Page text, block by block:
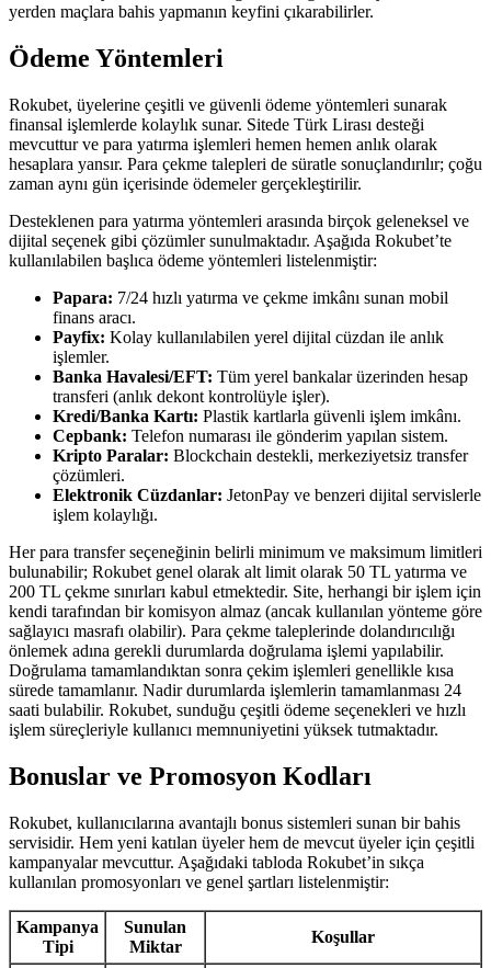
yerden maçlara bahis yapmanın keyfini çıkarabilirler.
Ödeme Yöntemleri
Rokubet, üyelerine çeşitli ve güvenli ödeme yöntemleri sunarak
finansal işlemlerde kolaylık sunar. Sitede Türk Lirası desteği
mevcuttur ve para yatırma işlemleri hemen hemen anlık olarak
hesaplara yansır. Para çekme talepleri de süratle sonuçlandırılır; çoğu
zaman aynı gün içerisinde ödemeler gerçekleştirilir.
Desteklenen para yatırma yöntemleri arasında birçok geleneksel ve
dijital seçenek gibi çözümler sunulmaktadır. Aşağıda Rokubet’te
kullanılabilen başlıca ödeme yöntemleri listelenmiştir:
Papara: 7/24 hızlı yatırma ve çekme imkânı sunan mobil
finans aracı.
Payfix: Kolay kullanılabilen yerel dijital cüzdan ile anlık
işlemler.
Banka Havalesi/EFT: Tüm yerel bankalar üzerinden hesap
transferi (anlık dekont kontrolüyle işler).
Kredi/Banka Kartı: Plastik kartlarla güvenli işlem imkânı.
Cepbank: Telefon numarası ile gönderim yapılan sistem.
Kripto Paralar: Blockchain destekli, merkeziyetsiz transfer
çözümleri.
Elektronik Cüzdanlar: JetonPay ve benzeri dijital servislerle
işlem kolaylığı.
Her para transfer seçeneğinin belirli minimum ve maksimum limitleri
bulunabilir; Rokubet genel olarak alt limit olarak 50 TL yatırma ve
200 TL çekme sınırları kabul etmektedir. Site, herhangi bir işlem için
kendi tarafından bir komisyon almaz (ancak kullanılan yönteme göre
sağlayıcı masrafı olabilir). Para çekme taleplerinde dolandırıcılığı
önlemek adına gerekli durumlarda doğrulama işlemi yapılabilir.
Doğrulama tamamlandıktan sonra çekim işlemleri genellikle kısa
sürede tamamlanır. Nadir durumlarda işlemlerin tamamlanması 24
saati bulabilir. Rokubet, sunduğu çeşitli ödeme seçenekleri ve hızlı
işlem süreçleriyle kullanıcı memnuniyetini yüksek tutmaktadır.
Bonuslar ve Promosyon Kodları
Rokubet, kullanıcılarına avantajlı bonus sistemleri sunan bir bahis
servisidir. Hem yeni katılan üyeler hem de mevcut üyeler için çeşitli
kampanyalar mevcuttur. Aşağıdaki tabloda Rokubet’in sıkça
kullanılan promosyonları ve genel şartları listelenmiştir:
Kampanya
Tipi
Sunulan
Miktar
Koşullar